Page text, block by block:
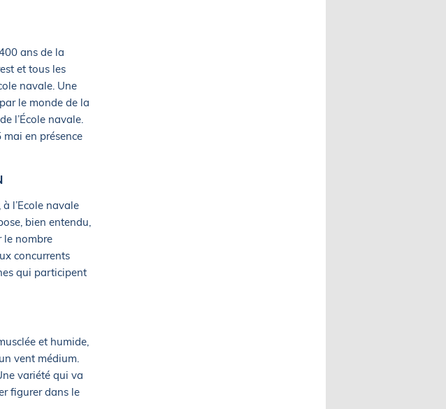
ans de la
et tous les
navale. Une
le monde de la
l’École navale.
en présence
l’Ecole navale
bien entendu,
le nombre
concurrents
qui participent
et humide,
vent médium.
variété qui va
figurer dans le